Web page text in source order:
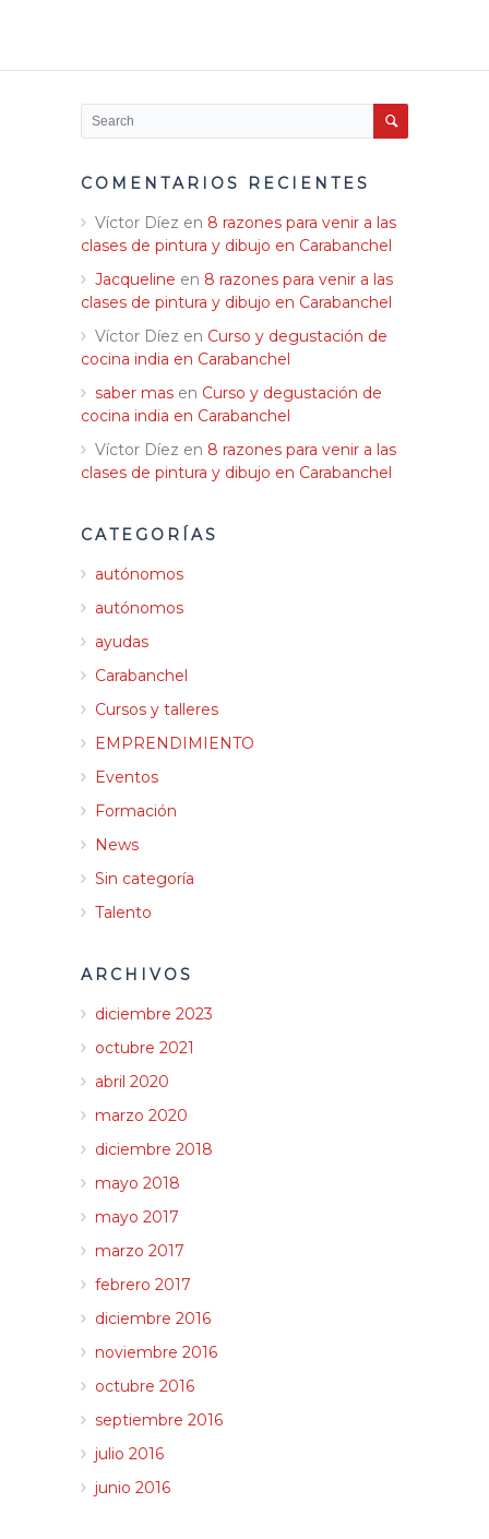
COMENTARIOS RECIENTES
Víctor Díez en 8 razones para venir a las
clases de pintura y dibujo en Carabanchel
Jacqueline en 8 razones para venir a las
clases de pintura y dibujo en Carabanchel
Víctor Díez en Curso y degustación de
cocina india en Carabanchel
saber mas en Curso y degustación de
cocina india en Carabanchel
Víctor Díez en 8 razones para venir a las
clases de pintura y dibujo en Carabanchel
CATEGORÍAS
autónomos
autónomos
ayudas
Carabanchel
Cursos y talleres
EMPRENDIMIENTO
Eventos
Formación
News
Sin categoría
Talento
ARCHIVOS
diciembre 2023
octubre 2021
abril 2020
marzo 2020
diciembre 2018
mayo 2018
mayo 2017
marzo 2017
febrero 2017
diciembre 2016
noviembre 2016
octubre 2016
septiembre 2016
julio 2016
junio 2016